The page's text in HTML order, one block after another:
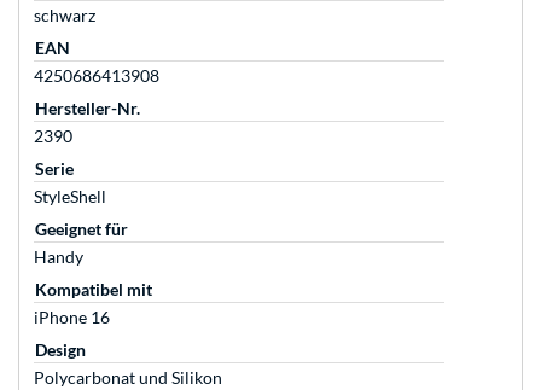
schwarz
EAN
4250686413908
Hersteller-Nr.
2390
Serie
StyleShell
Geeignet für
Handy
Kompatibel mit
iPhone 16
Design
Polycarbonat und Silikon